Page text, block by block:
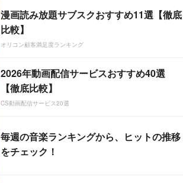
漫画読み放題サブスクおすすめ11選【徹底
比較】
オリコン顧客満足度ランキング
2026年動画配信サービスおすすめ40選
【徹底比較】
CS動画配信サービス20選
毎週の音楽ランキングから、ヒットの推移
をチェック！